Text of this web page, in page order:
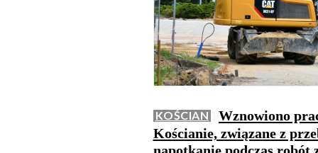
KOŚCIAN
Wznowiono
Kościanie, związane z